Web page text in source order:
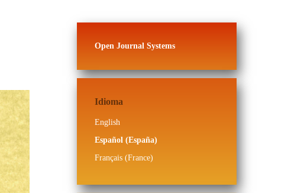
Open Journal Systems
Idioma
English
Español (España)
Français (France)